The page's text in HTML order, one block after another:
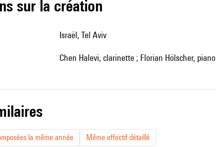
sur la création
Israël, Tel Aviv
Chen Halevi, clarinette ; Florian Hölscher, piano
la même année Même effectif détaillé